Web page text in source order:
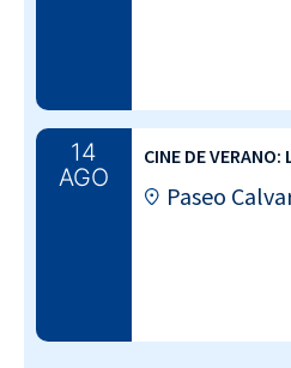
14
AGO
CINE DE
Paseo